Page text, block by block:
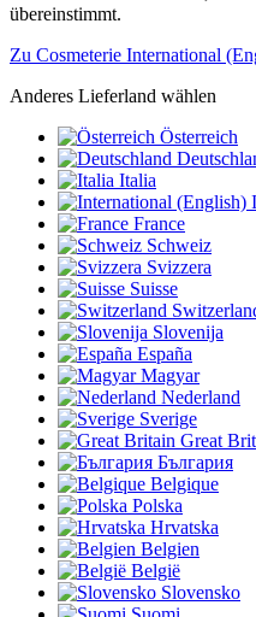
übereinstimmt.
Zu Cosmeterie International
Anderes Lieferland wählen
Österreich
Italia
France
Schweiz
Svizzera
Suisse
Slovenija
España
Magyar
Nederland
Sverige
Great
България
Belgique
Polska
Hrvatska
Belgien
België
Slovensko